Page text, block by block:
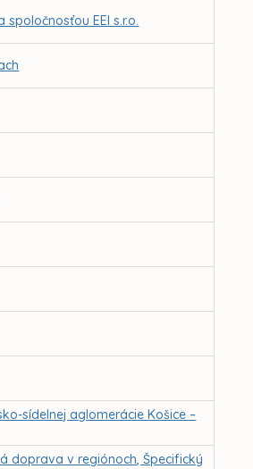
EEI s.r.o.
sídelnej aglomerácie Košice –
doprava v regiónoch, Špecifický